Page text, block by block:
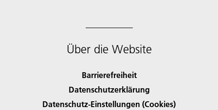
Über die Website
Barrierefreiheit
Datenschutzerklärung
Datenschutz-Einstellungen (Cookies)